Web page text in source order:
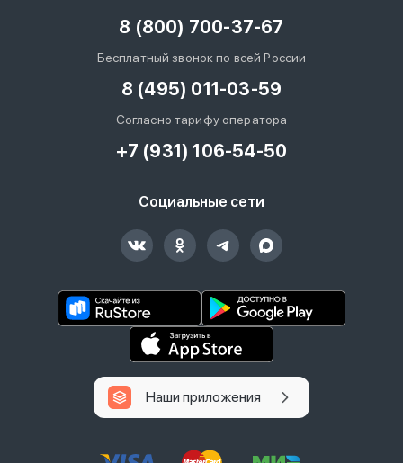
8 (800) 700-37-67
Бесплатный звонок по всей России
8 (495) 011-03-59
Согласно тарифу оператора
+7 (931) 106-54-50
Социальные сети
Наши приложения